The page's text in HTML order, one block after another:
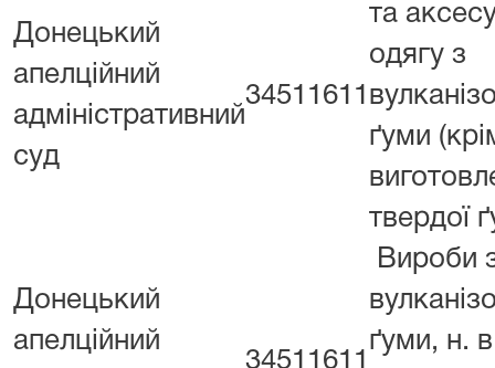
Донецький
апелційний
адміністративний
суд
34511611
та
одягу з
ґуми
твердої
Донецький
апелційний
34511611
Вироби
ґуми, н.